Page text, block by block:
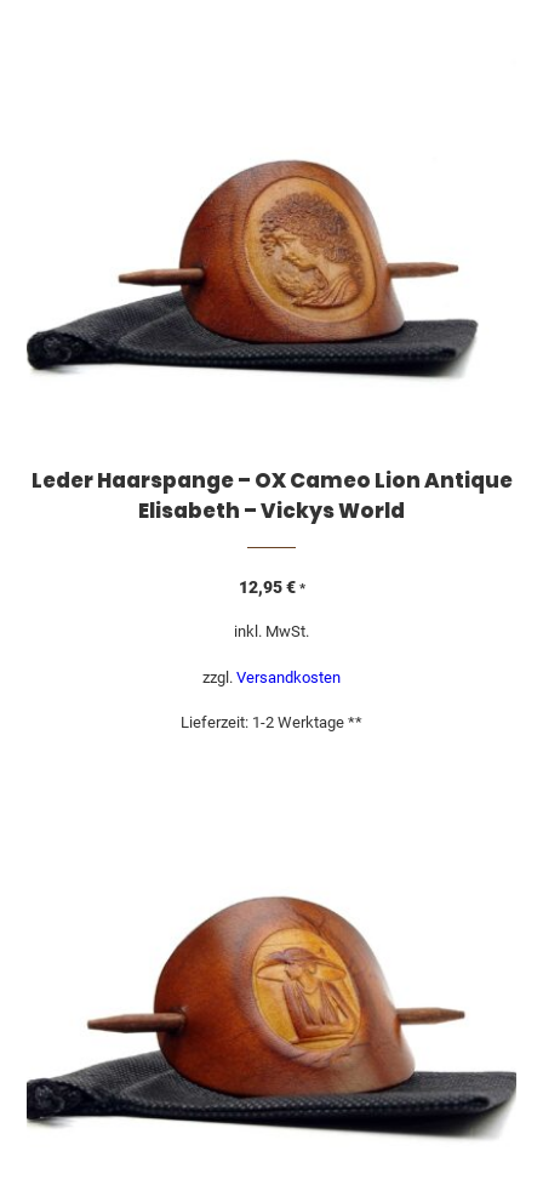
Leder Haarspange – OX Cameo Lion Antique
Elisabeth – Vickys World
12,95€ *
inkl. MwSt.
zzgl. Versandkosten
Lieferzeit: 1-2 Werktage **